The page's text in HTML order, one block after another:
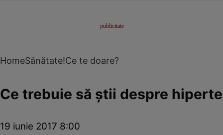
HomeSănătate!Ce te doare?
Ce trebuie să ştii despre
19 iunie 2017 8:00